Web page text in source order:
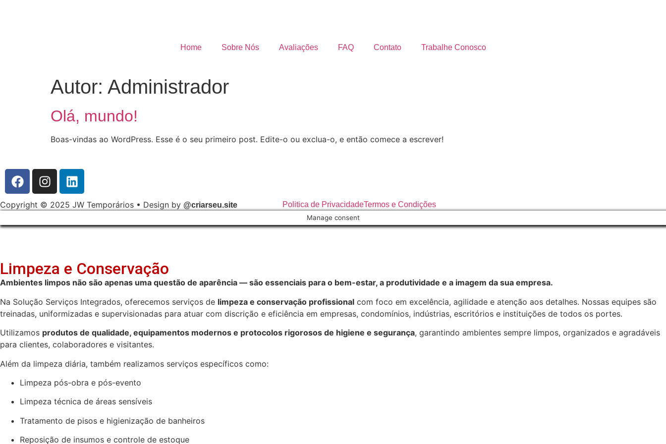
Home Sobre Nós Avaliações FAQ Contato Trabalhe Conosco
Autor: Administrador
Olá, mundo!
Boas-vindas ao WordPress. Esse é o seu primeiro post. Edite-o ou exclua-o, e então comece a escrever!
Copyright © 2025 JW Temporários • Design by @criarseu.site Politica de PrivacidadeTermos e Condições
Manage consent
Limpeza e Conservação
Ambientes limpos não são apenas uma questão de aparência — são essenciais para o bem-estar, a produtividade e a imagem da sua empresa.
Na Solução Serviços Integrados, oferecemos serviços de limpeza e conservação profissional com foco em excelência, agilidade e atenção aos detalhes. Nossas equipes são
treinadas, uniformizadas e supervisionadas para atuar com discrição e eficiência em empresas, condomínios, indústrias, escritórios e instituições de todos os portes.
Utilizamos produtos de qualidade, equipamentos modernos e protocolos rigorosos de higiene e segurança, garantindo ambientes sempre limpos, organizados e agradáveis
para clientes, colaboradores e visitantes.
Além da limpeza diária, também realizamos serviços específicos como:
Limpeza pós-obra e pós-evento
Limpeza técnica de áreas sensíveis
Tratamento de pisos e higienização de banheiros
Reposição de insumos e controle de estoque